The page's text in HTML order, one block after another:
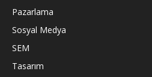
Pazarlama
Sosyal Medya
SEM
Tasarım